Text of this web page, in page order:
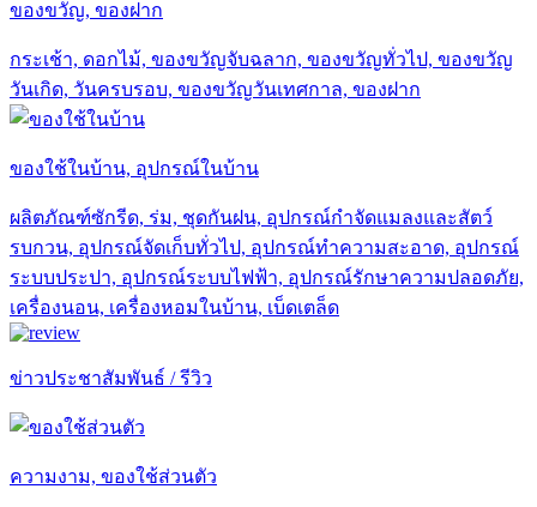
ของขวัญ, ของฝาก
กระเช้า, ดอกไม้, ของขวัญจับฉลาก, ของขวัญทั่วไป, ของขวัญ
วันเกิด, วันครบรอบ, ของขวัญวันเทศกาล, ของฝาก
ของใช้ในบ้าน, อุปกรณ์ในบ้าน
ผลิตภัณฑ์ซักรีด, ร่ม, ชุดกันฝน, อุปกรณ์กำจัดแมลงและสัตว์
รบกวน, อุปกรณ์จัดเก็บทั่วไป, อุปกรณ์ทำความสะอาด, อุปกรณ์
ระบบประปา, อุปกรณ์ระบบไฟฟ้า, อุปกรณ์รักษาความปลอดภัย,
เครื่องนอน, เครื่องหอมในบ้าน, เบ็ดเตล็ด
ข่าวประชาสัมพันธ์ / รีวิว
ความงาม, ของใช้ส่วนตัว